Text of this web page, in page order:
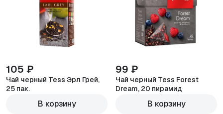
105 ₽
Чай черный Tess Эрл Грей,
25 пак.
В корзину
99 ₽
Чай черный Tess Forest
Dream, 20 пирамид
В корзину